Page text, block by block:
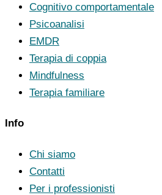
Cognitivo comportamentale
Psicoanalisi
EMDR
Terapia di coppia
Mindfulness
Terapia familiare
Info
Chi siamo
Contatti
Per i professionisti